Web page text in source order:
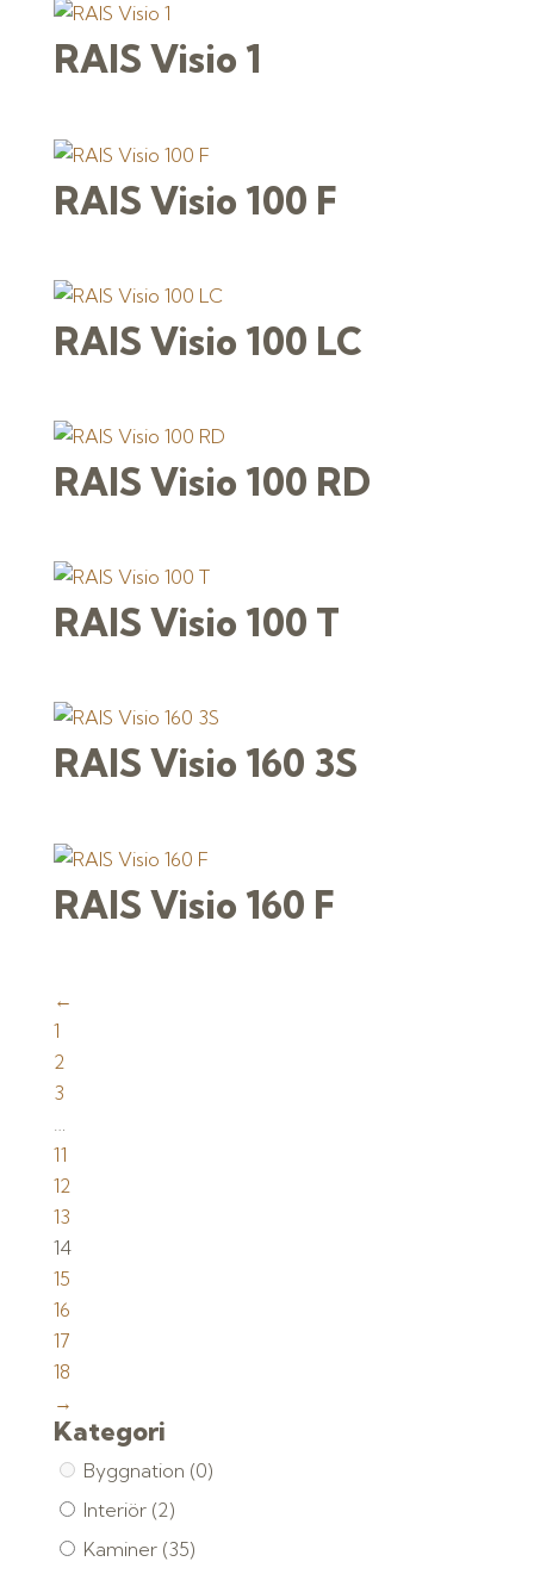
RAIS Visio 1
RAIS Visio 100 F
RAIS Visio 100 LC
RAIS Visio 100 RD
RAIS Visio 100 T
RAIS Visio 160 3S
RAIS Visio 160 F
←
1
2
3
11
12
13
14
15
16
17
18
→
Kategori
Byggnation (0)
Interiör (2)
Kaminer (35)